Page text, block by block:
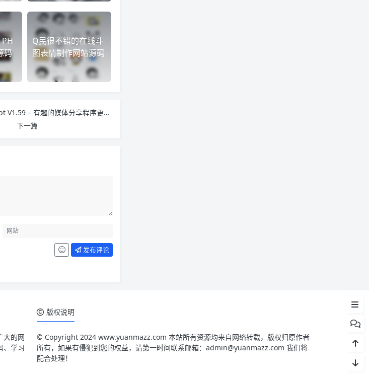
码
Q民很不错的在线斗
图表情制作网站源码
Ninja Media Script V1.59 – 有趣的媒体分享程序更新版
下一篇
发布评论
大的网
、学习
版权说明
© Copyright 2024 www.yuanmazz.com 本站所有资源均来自网络转载，版权归原作者
所有，如果有侵犯到您的权益，请第一时间联系邮箱：admin@yuanmazz.com 我们将
配合处理！